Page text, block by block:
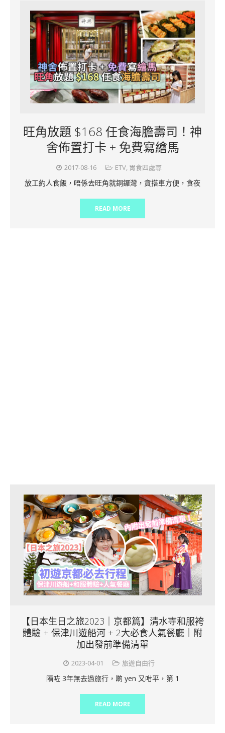
旺角放題 $168 任食海膽壽司！神
舍佈置打卡 + 免費寫繪馬
2017-08-16 ETV, 胃食四處尋
放工約人食飯，唔係去旺角就銅鑼灣，貪搭車方便，食夜
READ MORE
【日本生日之旅2023｜京都篇】清水寺和服袴
體驗 + 保津川遊船河 + 2大必食人氣餐廳｜附
加出發前準備清單
2023-04-01 旅遊自由行
隔咗 3年無去過旅行，啲 yen 又咁平，第 1
READ MORE